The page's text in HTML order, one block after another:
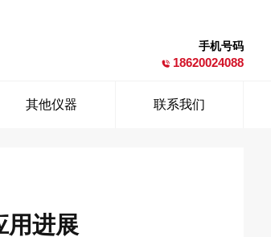
手机号码
18620024088
其他仪器 联系我们
用进展